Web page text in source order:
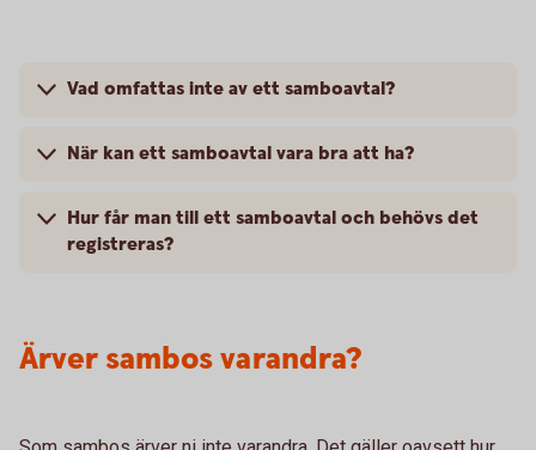
Vad omfattas inte av ett samboavtal?
När kan ett samboavtal vara bra att ha?
Hur får man till ett samboavtal och behövs det
registreras?
Ärver sambos varandra?